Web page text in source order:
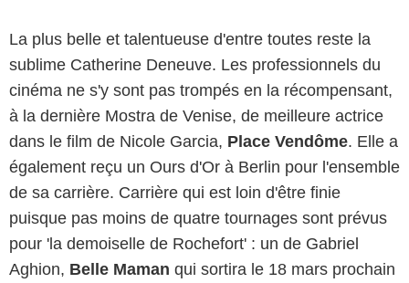
La plus belle et talentueuse d'entre toutes reste la
sublime Catherine Deneuve. Les professionnels du
cinéma ne s'y sont pas trompés en la récompensant,
à la dernière Mostra de Venise, de meilleure actrice
dans le film de Nicole Garcia, Place Vendôme. Elle a
également reçu un Ours d'Or à Berlin pour l'ensemble
de sa carrière. Carrière qui est loin d'être finie
puisque pas moins de quatre tournages sont prévus
pour 'la demoiselle de Rochefort' : un de Gabriel
Aghion, Belle Maman qui sortira le 18 mars prochain